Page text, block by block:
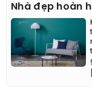
Nhà đẹp hoàn